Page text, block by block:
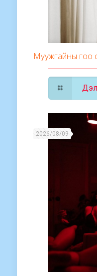
Муужгайны гоо
2026/08/09